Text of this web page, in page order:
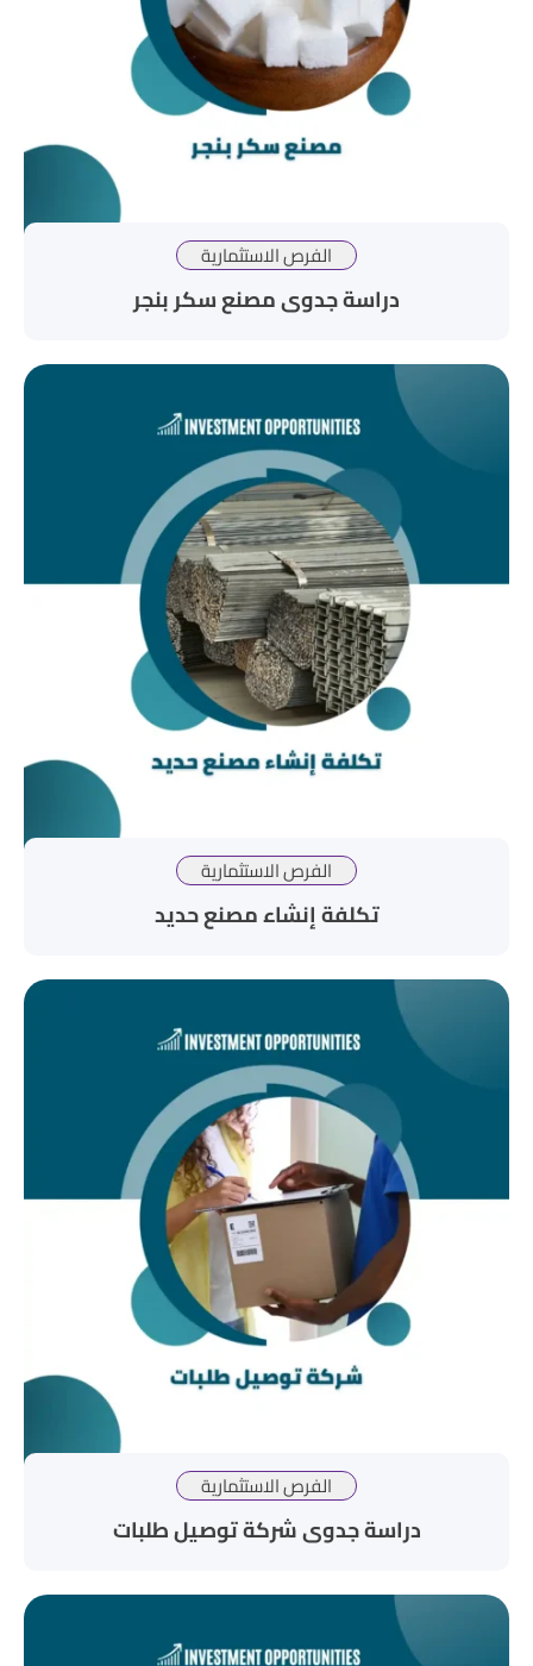
الفرص الاستثمارية
دراسة جدوى مصنع سكر بنجر
الفرص الاستثمارية
تكلفة إنشاء مصنع حديد
الفرص الاستثمارية
دراسة جدوى شركة توصيل طلبات